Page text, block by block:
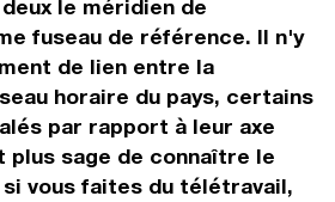
le méridien de
fuseau de référence. Il n'y
de lien entre la
horaire du pays, certains
par rapport à leur axe
plus sage de connaître le
vous faites du télétravail,